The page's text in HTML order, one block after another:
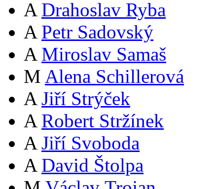
A Drahoslav Ryba
A Petr Sadovský
A Miroslav Samaš
M Alena Schillerová
A Jiří Strýček
A Robert Stržínek
A Jiří Svoboda
A David Štolpa